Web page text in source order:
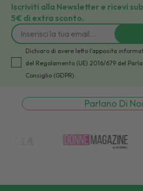
Iscriviti alla Newsletter e ricevi
5€ di extra sconto.
Dichiaro di avere letto l'apposita
del Regolamento (UE) 2016/679 del
Consiglio (GDPR).
Parlano Di Noi